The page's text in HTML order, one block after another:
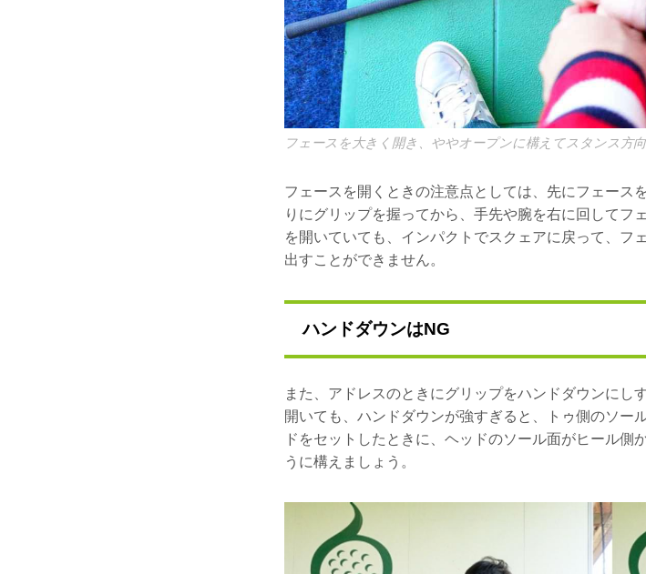
フェースを大きく開き、ややオープンに構えてスタンス方
フェースを開くときの注意点としては、先にフェース
りにグリップを握ってから、手先や腕を右に回してフ
を開いていても、インパクトでスクェアに戻って、フ
出すことができません。
ハンドダウンはNG
また、アドレスのときにグリップをハンドダウンにし
開いても、ハンドダウンが強すぎると、トゥ側のソー
ドをセットしたときに、ヘッドのソール面がヒール側
うに構えましょう。